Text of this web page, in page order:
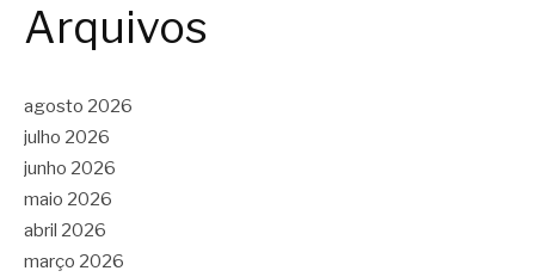
Arquivos
agosto 2026
julho 2026
junho 2026
maio 2026
abril 2026
março 2026